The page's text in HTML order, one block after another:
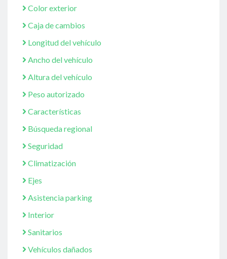
Color exterior
Caja de cambios
Longitud del vehículo
Ancho del vehículo
Altura del vehículo
Peso autorizado
Características
Búsqueda regional
Seguridad
Climatización
Ejes
Asistencia parking
Interior
Sanitarios
Vehículos dañados